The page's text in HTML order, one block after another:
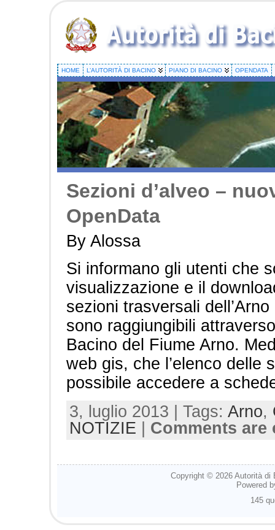
HOME L’AUTORITÀ DI BACINO PIANO DI BACINO OPENDATA
Sezioni d’alveo –
OpenData
By Alossa
Si informano gli utenti che
visualizzazione e il
sezioni trasversali
sono raggiungibili
Bacino del Fiume Arno.
web gis, che l’elenco delle
possibile accedere a
3, luglio 2013 | Tags: Arno,
NOTIZIE
Comments are
Copyright © 2026 Autorità di
Powered
145